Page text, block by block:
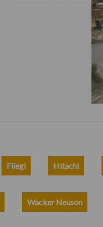
Fliegl Hitachi
Wacker Neuson